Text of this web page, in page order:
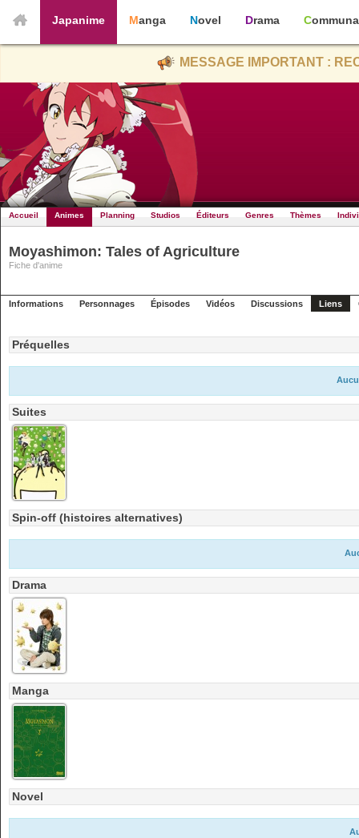
Japanime Manga Novel Drama
MESSAGE IMPORTANT :
Accueil Animes Planning Studios Éditeurs Genres Thèmes
Moyashimon: Tales of Agriculture
Fiche d'anime
Informations Personnages Épisodes Vidéos Discussions Liens
Préquelles
Suites
Spin-off (histoires alternatives)
Drama
Manga
Novel